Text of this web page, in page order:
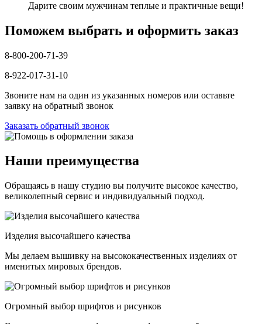
Дарите своим мужчинам теплые и практичные вещи!
Поможем выбрать и оформить заказ
8-800-200-71-39
8-922-017-31-10
Звоните нам на один из указанных номеров или оставьте
заявку на обратный звонок
Заказать обратный звонок
Наши преимущества
Обращаясь в нашу студию вы получите высокое качество,
великолепный сервис и индивидуальный подход.
Изделия высочайшего качества
Мы делаем вышивку на высококачественных изделиях от
именитых мировых брендов.
Огромный выбор шрифтов и рисунков